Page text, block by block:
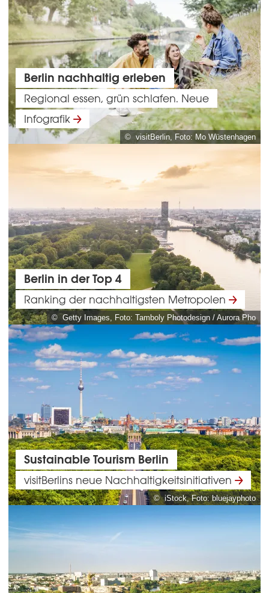
© visitBerlin, Foto: Mo Wüstenhagen
Berlin nachhaltig erleben
Regional essen, grün schlafen. Neue
Infografik
© Getty Images, Foto: Tamboly Photodesign / Aurora Pho
Berlin in der Top 4
Ranking der nachhaltigsten Metropolen
© iStock, Foto: bluejayphoto
Sustainable Tourism Berlin
visitBerlins neue Nachhaltigkeitsinitiativen